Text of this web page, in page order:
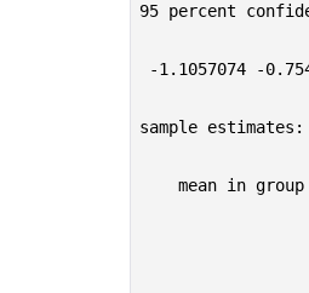
95 percent
-1.1057074 -
sample estimates:
mean in group
5.006